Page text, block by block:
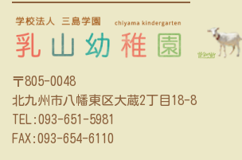
〒805-0048
北九州市八幡東区大蔵2丁目18-8
TEL:093-651-5981
FAX:093-654-6110